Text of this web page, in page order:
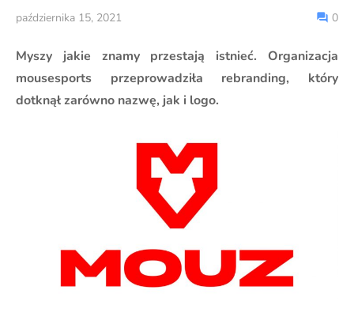
października 15, 2021 0
Myszy jakie znamy przestają istnieć. Organizacja
mousesports przeprowadziła rebranding, który
dotknął zarówno nazwę, jak i logo.